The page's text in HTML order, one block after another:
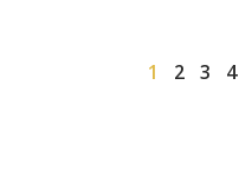
1 2 3 4